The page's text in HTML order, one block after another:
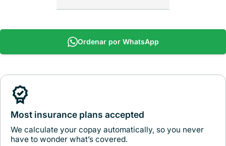
Ordenar por WhatsApp
Most insurance plans accepted
We calculate your copay automatically, so you never
have to wonder what’s covered.